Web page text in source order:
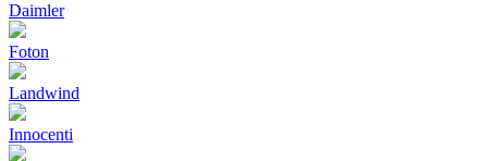
Daimler
Foton
Landwind
Innocenti